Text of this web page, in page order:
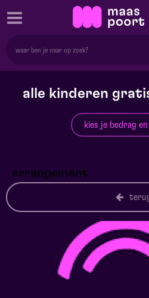
alle kinderen
kies je bedrag
arrangement